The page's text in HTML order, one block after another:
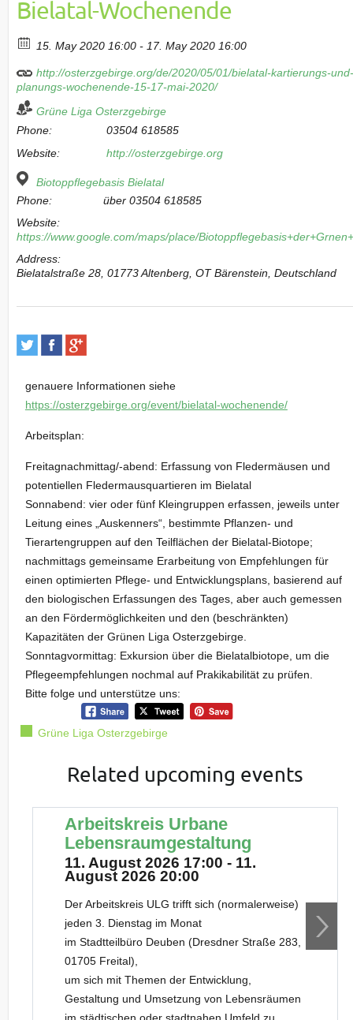
Bielatal-Wochenende
15. May 2020 16:00 - 17. May 2020 16:00
http://osterzgebirge.org/de/2020/05/01/bielatal-kartierungs-
planungs-wochenende-15-17-mai-2020/
Grüne Liga Osterzgebirge
Phone:
03504 618585
Website:
http://osterzgebirge.org
Biotoppflegebasis Bielatal
Phone:
über 03504 618585
Website:
https://www.google.com/maps/place/
Address:
Bielatalstraße 28, 01773 Altenberg, OT Bärenstein, Deutschland
genauere Informationen siehe
https://osterzgebirge.org/event/bielatal-wochenende/
Arbeitsplan:
Freitagnachmittag/-abend: Erfassung von Fledermäusen und
potentiellen Fledermausquartieren im Bielatal
Sonnabend: vier oder fünf Kleingruppen erfassen, jeweils unter
Leitung eines „Auskenners“, bestimmte Pflanzen- und
Tierartengruppen auf den Teilflächen der Bielatal-Biotope;
nachmittags gemeinsame Erarbeitung von Empfehlungen für
einen optimierten Pflege- und Entwicklungsplans, basierend auf
den biologischen Erfassungen des Tages, aber auch gemessen
an den Fördermöglichkeiten und den (beschränkten)
Kapazitäten der Grünen Liga Osterzgebirge.
Sonntagvormittag: Exkursion über die Bielatalbiotope, um die
Pflegeempfehlungen nochmal auf Prakikabilität zu prüfen.
Bitte folge und unterstütze uns:
Grüne Liga Osterzgebirge
Related upcoming events
Arbeitskreis Urbane
Lebensraumgestaltung
11. August 2026 17:00 - 11.
August 2026 20:00
Der Arbeitskreis ULG trifft sich (normalerweise)
jeden 3. Dienstag im Monat
im Stadtteilbüro Deuben (Dresdner Straße 283,
01705 Freital),
um sich mit Themen der Entwicklung,
Gestaltung und Umsetzung von Lebensräumen